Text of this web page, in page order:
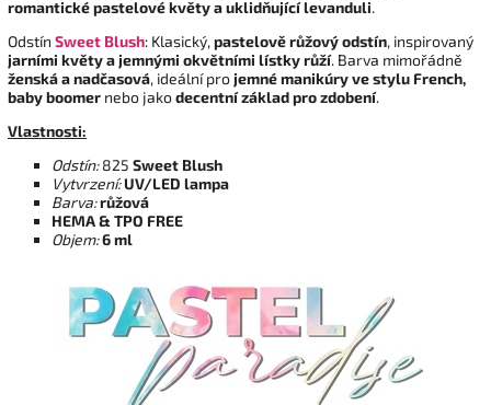
romantické pastelové květy a uklidňující levanduli.
Odstín Sweet Blush: Klasický,pastelově růžový odstín, inspirovaný
jarními květy a jemnými okvětními lístky růží. Barva mimořádně
ženská a nadčasová, ideální pro jemné manikúry ve stylu French,
baby boomer nebo jakodecentní základ pro zdobení.
Vlastnosti:
Odstín:825 Sweet Blush
Vytvrzení:UV/LED lampa
Barva:růžová
HEMA & TPO FREE
Objem:6 ml